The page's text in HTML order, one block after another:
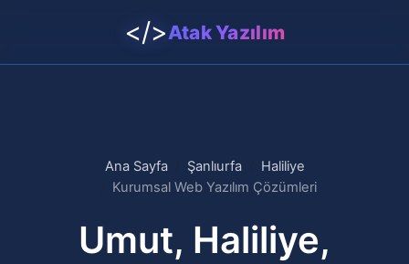
</>Atak Yazılım
Ana Sayfa Şanlıurfa
Haliliye
Kurumsal Web Yazılım Çözümleri
Umut, Haliliye,